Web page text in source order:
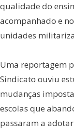
qualidade do
acompanhado e
unidades
Uma reportagem
Sindicato ouviu
mudanças
escolas que
passaram a